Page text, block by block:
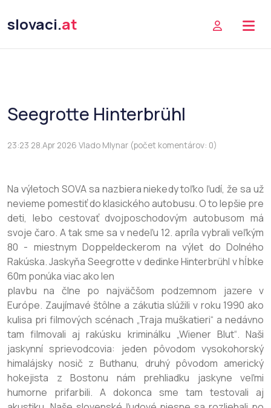
slovaci.at
Seegrotte Hinterbrühl
23:23 28.Apr 2026 Vlado Mlynar (počet komentárov: 0)
Na výletoch SOVA sa nazbiera niekedy toľko ľudí, že sa už
nevieme pomestiť do klasického autobusu. O to lepšie pre
deti, lebo cestovať dvojposchodovým autobusom má
svoje čaro. A tak sme sa v nedeľu 12. apríla vybrali veľkým
80 - miestnym Doppeldeckerom na výlet do Dolného
Rakúska. Jaskyňa Seegrotte v dedinke Hinterbrühl v hĺbke
60m ponúka viac ako len
plavbu na člne po najväčšom podzemnom jazere v
Európe. Zaujímavé štôlne a zákutia slúžili v roku 1990 ako
kulisa pri filmových scénach „Traja muškatieri“ a nedávno
tam filmovali aj rakúsku kriminálku „Wiener Blut“. Naši
jaskynní sprievodcovia: jeden pôvodom vysokohorský
himalájsky nosič z Buthanu, druhý pôvodom americký
hokejista z Bostonu nám prehliadku jaskyne veľmi
humorne prifarbili. A dokonca sme tam testovali aj